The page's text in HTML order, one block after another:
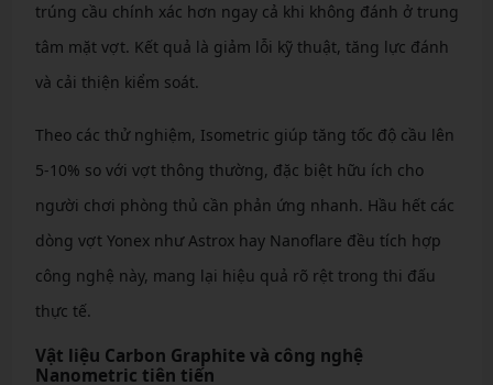
trúng cầu chính xác hơn ngay cả khi không đánh ở trung
tâm mặt vợt. Kết quả là giảm lỗi kỹ thuật, tăng lực đánh
và cải thiện kiểm soát.
Theo các thử nghiệm, Isometric giúp tăng tốc độ cầu lên
5-10% so với vợt thông thường, đặc biệt hữu ích cho
người chơi phòng thủ cần phản ứng nhanh. Hầu hết các
dòng vợt Yonex như Astrox hay Nanoflare đều tích hợp
công nghệ này, mang lại hiệu quả rõ rệt trong thi đấu
thực tế.
Vật liệu Carbon Graphite và công nghệ
Nanometric tiên tiến